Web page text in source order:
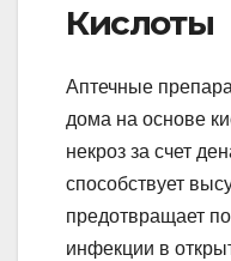
Кислоты
Аптечные
дома на основе
некроз за счет
способствует
предотвращает
инфекции в